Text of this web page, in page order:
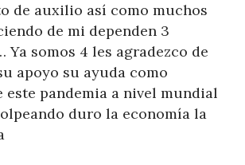
de auxilio así como muchos
de mi dependen 3
Ya somos 4 les agradezco de
apoyo su ayuda como
este pandemia a nivel mundial
duro la economía la